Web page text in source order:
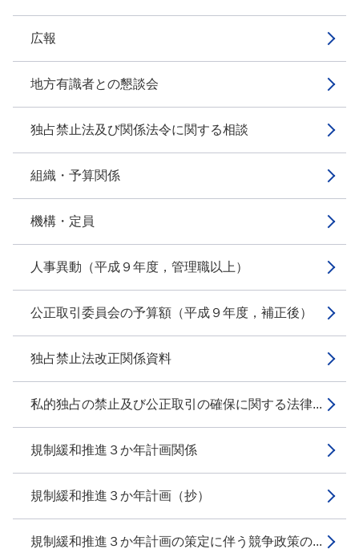
広報
地方有識者との懇談会
独占禁止法及び関係法令に関する相談
組織・予算関係
機構・定員
人事異動（平成９年度，管理職以上）
公正取引委員会の予算額（平成９年度，補正後）
独占禁止法改正関係資料
私的独占の禁止及び公正取引の確保に関する法律...
規制緩和推進３か年計画関係
規制緩和推進３か年計画（抄）
規制緩和推進３か年計画の策定に伴う競争政策の...